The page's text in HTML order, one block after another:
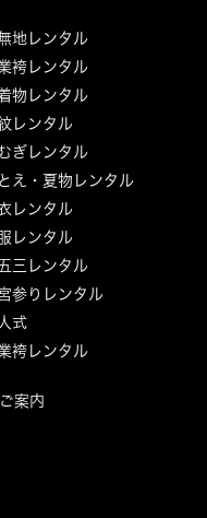
地レンタル
袴レンタル
物レンタル
レンタル
ぎレンタル
え・夏物レンタル
レンタル
レンタル
三レンタル
参りレンタル
式
袴レンタル
案内